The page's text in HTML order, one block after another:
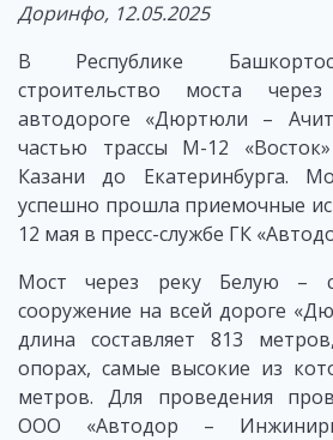
Доринфо, 12.05.2025
В Республике
строительство моста
автодороге «Дюртюли –
частью трассы М-12
Казани до Екатеринбурга.
успешно прошла приемочные
12 мая в пресс-службе ГК
Мост через реку Белую –
сооружение на всей дороге
длина составляет 813
опорах, самые высокие из
метров. Для проведения
ООО «Автодор –